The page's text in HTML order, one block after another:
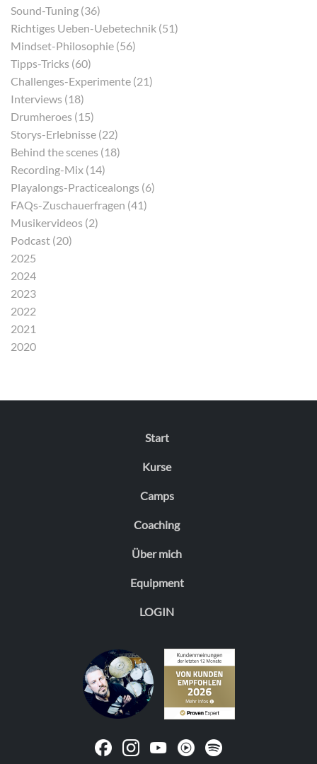
Sound-Tuning (36)
Richtiges Ueben-Uebetechnik (51)
Mindset-Philosophie (56)
Tipps-Tricks (60)
Challenges-Experimente (21)
Interviews (18)
Drumheroes (15)
Storys-Erlebnisse (22)
Behind the scenes (18)
Recording-Mix (14)
Playalongs-Practicealongs (6)
FAQs-Zuschauerfragen (41)
Musikervideos (2)
Podcast (20)
2025
2024
2023
2022
2021
2020
Start
Kurse
Camps
Coaching
Über mich
Equipment
LOGIN